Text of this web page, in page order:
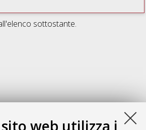
web utilizza i
sottostante.